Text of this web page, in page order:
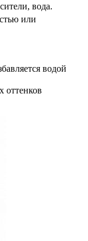
вода.
или
водой
оттенков